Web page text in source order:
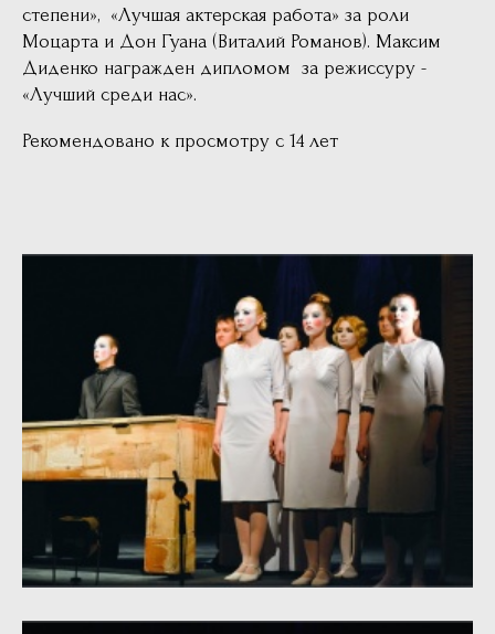
степени», «Лучшая актерская работа» за роли
Моцарта и Дон Гуана (Виталий Романов). Максим
Диденко награжден дипломом за режиссуру -
«Лучший среди нас».
Рекомендовано к просмотру с 14 лет